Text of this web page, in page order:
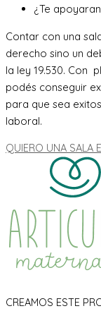
¿Te
Contar con una
derecho sino un
la ley 19.530. Con
podés conseguir
para que sea
laboral.
QUIERO UNA SALA
CREAMOS ESTE